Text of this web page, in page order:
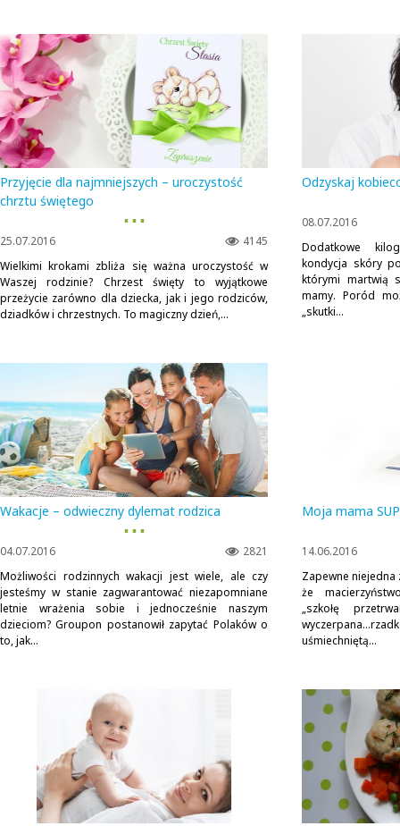
Przyjęcie dla najmniejszych – uroczystość
chrztu świętego
▪ ▪ ▪
4145
25.07.2016
Wielkimi krokami zbliża się ważna uroczystość w
Waszej rodzinie? Chrzest święty to wyjątkowe
przeżycie zarówno dla dziecka, jak i jego rodziców,
dziadków i chrzestnych. To magiczny dzień,...
Odzyskaj
08.07.2016
Dodatkowe
kondycja skóry
którymi martwią
mamy. Poród
„skutki...
Wakacje – odwieczny dylemat rodzica
▪ ▪ ▪
2821
04.07.2016
Możliwości rodzinnych wakacji jest wiele, ale czy
jesteśmy w stanie zagwarantować niezapomniane
letnie wrażenia sobie i jednocześnie naszym
dzieciom? Groupon postanowił zapytać Polaków o
to, jak...
Moja mama
14.06.2016
Zapewne
że
„szkołę
uśmiechniętą...